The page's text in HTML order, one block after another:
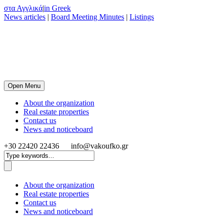
στα Αγγλικά|in Greek
News articles | Board Meeting Minutes | Listings
Open Menu
About the organization
Real estate properties
Contact us
News and noticeboard
+30 22420 22436
info@vakoufko.gr
About the organization
Real estate properties
Contact us
News and noticeboard